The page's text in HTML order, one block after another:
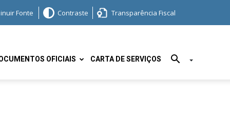
Fonte Contraste Transparência Fiscal
OFICIAIS CARTA DE SERVIÇOS